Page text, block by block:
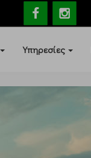
Υπηρεσίες